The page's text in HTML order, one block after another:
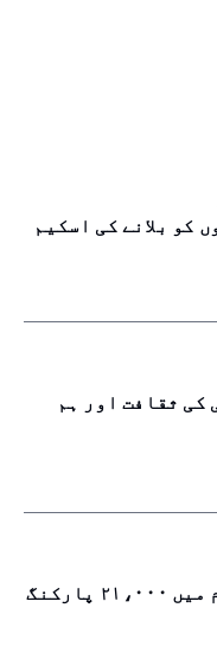
کو بلانے کی اسکیم
کی ثقافت اور ہم
دبئی میں سالک نظام میں ۲۱،۰۰۰ پارکنگ